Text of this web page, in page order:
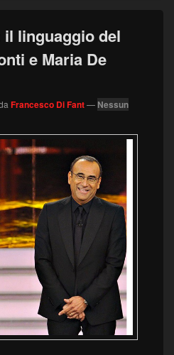
il linguaggio del
e Maria De
Francesco Di Fant— Nessun